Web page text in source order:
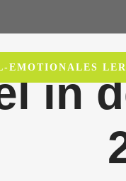
EMOTIONALES
in